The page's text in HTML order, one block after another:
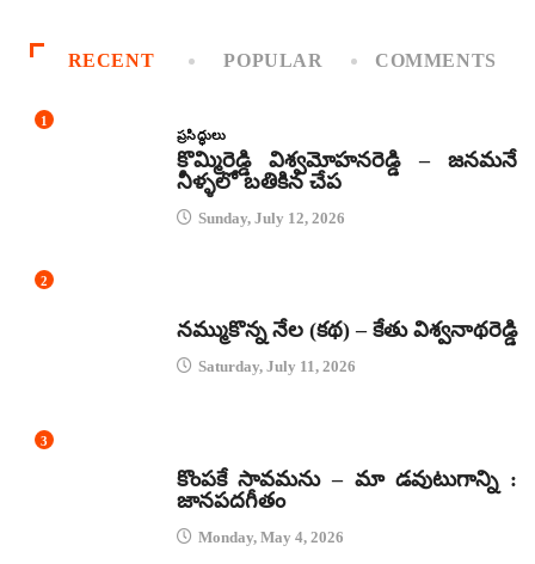
RECENT POPULAR COMMENTS
1
ప్రసిద్ధులు
కొమ్మిరెడ్డి విశ్వమోహనరెడ్డి – జనమనే
నీళ్ళలో బతికిన చేప
Sunday, July 12, 2026
2
నమ్ముకొన్న నేల (కథ) – కేతు విశ్వనాథరెడ్డి
Saturday, July 11, 2026
3
కొంపకే సావమను – మా డవుటుగాన్ని :
జానపదగీతం
Monday, May 4, 2026